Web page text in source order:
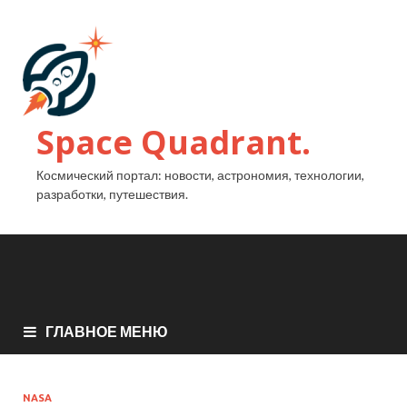
Space Quadrant.
Космический портал: новости, астрономия, технологии,
разработки, путешествия.
ГЛАВНОЕ МЕНЮ
NASA